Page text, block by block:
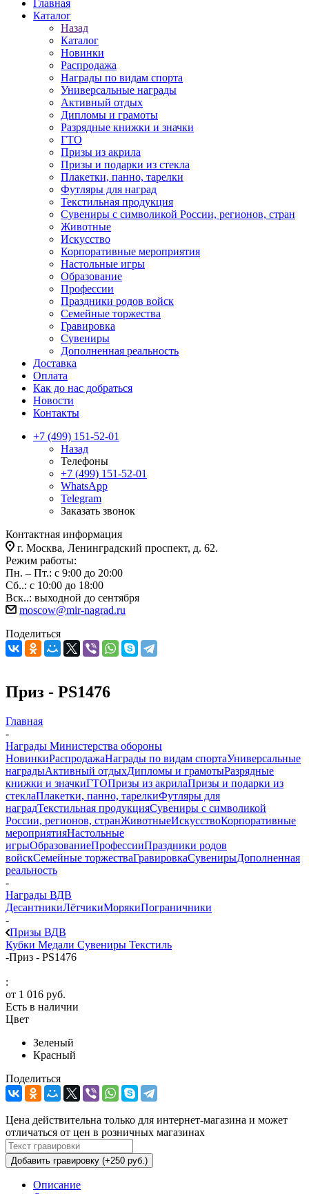
Главная
Каталог
Назад
Каталог
Новинки
Распродажа
Награды по видам спорта
Универсальные награды
Активный отдых
Дипломы и грамоты
Разрядные книжки и значки
ГТО
Призы из акрила
Призы и подарки из стекла
Плакетки, панно, тарелки
Футляры для наград
Текстильная продукция
Сувениры с символикой России, регионов, стран
Животные
Искусство
Корпоративные мероприятия
Настольные игры
Образование
Профессии
Праздники родов войск
Семейные торжества
Гравировка
Сувениры
Дополненная реальность
Доставка
Оплата
Как до нас добраться
Новости
Контакты
+7 (499) 151-52-01
Назад
Телефоны
+7 (499) 151-52-01
WhatsApp
Telegram
Заказать звонок
Контактная информация
г. Москва, Ленинградский проспект, д. 62.
Режим работы:
Пн. – Пт.: с 9:00 до 20:00
Сб..: с 10:00 до 18:00
Вск..: выходной до сентября
moscow@mir-nagrad.ru
Поделиться
Приз - PS1476
Главная
-
Награды Министерства обороны
НовинкиРаспродажаНаграды по видам спортаУниверсальные
наградыАктивный отдыхДипломы и грамотыРазрядные
книжки и значкиГТОПризы из акрилаПризы и подарки из
стеклаПлакетки, панно, тарелкиФутляры для
наградТекстильная продукцияСувениры с символикой
России, регионов, странЖивотныеИскусствоКорпоративные
мероприятияНастольные
игрыОбразованиеПрофессииПраздники родов
войскСемейные торжестваГравировкаСувенирыДополненная
реальность
-
Награды ВДВ
ДесантникиЛётчикиМорякиПограничники
-
Призы ВДВ
Кубки Медали Сувениры Текстиль
-Приз - PS1476
:
от 1 016 руб.
Есть в наличии
Цвет
Зеленый
Красный
Поделиться
Цена действительна только для интернет-магазина и может
отличаться от цен в розничных магазинах
Добавить гравировку (+250 руб.)
Описание